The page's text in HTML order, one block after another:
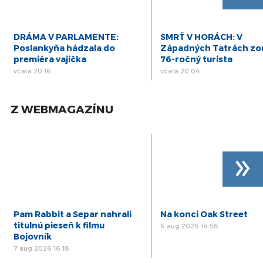
DRÁMA V PARLAMENTE:
Poslankyňa hádzala do
premiéra vajíčka
včera 20:16
SMRŤ V HORÁCH: V
Západných Tatrách
76-ročný turista
včera 20:04
Z WEBMAGAZÍNU
Pam Rabbit a Separ nahrali
titulnú pieseň k filmu
Bojovník
7 aug 2026 16:18
Na konci Oak Street
6 aug 2026 14:56
»